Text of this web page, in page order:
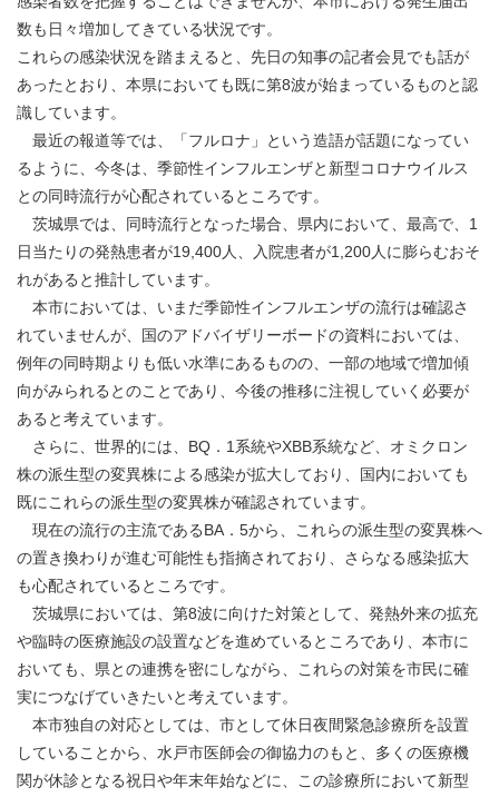
数も日々増加してきている状況です。
これらの感染状況を踏まえると、先日の知事の記者会見でも話が
あったとおり、本県においても既に第8波が始まっているものと認
識しています。
最近の報道等では、「フルロナ」という造語が話題になってい
るように、今冬は、季節性インフルエンザと新型コロナウイルス
との同時流行が心配されているところです。
茨城県では、同時流行となった場合、県内において、最高で、1
日当たりの発熱患者が19,400人、入院患者が1,200人に膨らむおそ
れがあると推計しています。
本市においては、いまだ季節性インフルエンザの流行は確認さ
れていませんが、国のアドバイザリーボードの資料においては、
例年の同時期よりも低い水準にあるものの、一部の地域で増加傾
向がみられるとのことであり、今後の推移に注視していく必要が
あると考えています。
さらに、世界的には、BQ．1系統やXBB系統など、オミクロン
株の派生型の変異株による感染が拡大しており、国内においても
既にこれらの派生型の変異株が確認されています。
現在の流行の主流であるBA．5から、これらの派生型の変異株へ
の置き換わりが進む可能性も指摘されており、さらなる感染拡大
も心配されているところです。
茨城県においては、第8波に向けた対策として、発熱外来の拡充
や臨時の医療施設の設置などを進めているところであり、本市に
おいても、県との連携を密にしながら、これらの対策を市民に確
実につなげていきたいと考えています。
本市独自の対応としては、市として休日夜間緊急診療所を設置
していることから、水戸市医師会の御協力のもと、多くの医療機
関が休診となる祝日や年末年始などに、この診療所において新型